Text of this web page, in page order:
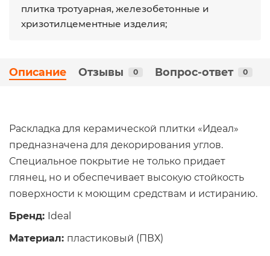
плитка тротуарная, железобетонные и
хризотилцементные изделия;
Описание Отзывы 0 Вопрос-ответ 0
Раскладка для керамической плитки «Идеал»
предназначена для декорирования углов.
Специальное покрытие не только придает
глянец, но и обеспечивает высокую стойкость
поверхности к моющим средствам и истиранию.
Бренд: Ideal
Материал: пластиковый (ПВХ)